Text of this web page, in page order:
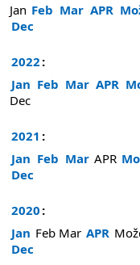
Jan Feb Mar APR
Dec
2022 :
Jan Feb Mar APR
Dec
2021 :
Jan Feb Mar APR
Dec
2020 :
Jan Feb Mar APR
Dec